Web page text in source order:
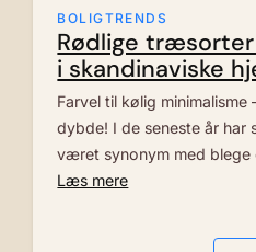
BOLIGTRENDS
Rødlige
i skandinaviske
Farvel til kølig
dybde! I de seneste år har
været synonym med
Læs mere